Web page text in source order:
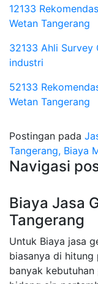
12133
Wetan Tangerang
32133 Ahli Survey
industri
52133
Wetan Tangerang
Postingan pada
Tangerang, Biaya
Navigasi
Biaya Jasa
Tangerang
Untuk Biaya jasa
biasanya di
banyak